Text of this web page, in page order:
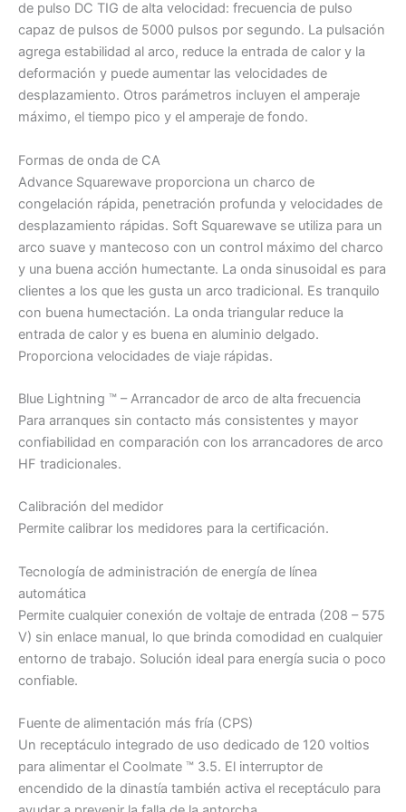
de pulso DC TIG de alta velocidad: frecuencia de pulso
capaz de pulsos de 5000 pulsos por segundo. La pulsación
agrega estabilidad al arco, reduce la entrada de calor y la
deformación y puede aumentar las velocidades de
desplazamiento. Otros parámetros incluyen el amperaje
máximo, el tiempo pico y el amperaje de fondo.
Formas de onda de CA
Advance Squarewave proporciona un charco de
congelación rápida, penetración profunda y velocidades de
desplazamiento rápidas. Soft Squarewave se utiliza para un
arco suave y mantecoso con un control máximo del charco
y una buena acción humectante. La onda sinusoidal es para
clientes a los que les gusta un arco tradicional. Es tranquilo
con buena humectación. La onda triangular reduce la
entrada de calor y es buena en aluminio delgado.
Proporciona velocidades de viaje rápidas.
Blue Lightning ™ – Arrancador de arco de alta frecuencia
Para arranques sin contacto más consistentes y mayor
confiabilidad en comparación con los arrancadores de arco
HF tradicionales.
Calibración del medidor
Permite calibrar los medidores para la certificación.
Tecnología de administración de energía de línea
automática
Permite cualquier conexión de voltaje de entrada (208 – 575
V) sin enlace manual, lo que brinda comodidad en cualquier
entorno de trabajo. Solución ideal para energía sucia o poco
confiable.
Fuente de alimentación más fría (CPS)
Un receptáculo integrado de uso dedicado de 120 voltios
para alimentar el Coolmate ™ 3.5. El interruptor de
encendido de la dinastía también activa el receptáculo para